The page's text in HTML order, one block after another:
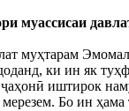
муассисаи
муҳтарам
ки ин як
иштирок
Бо ин ҳама